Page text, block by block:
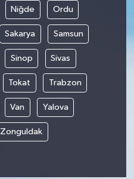
Niğde Ordu
Sakarya Samsun
Sinop Sivas
Tokat Trabzon
Van Yalova
Zonguldak